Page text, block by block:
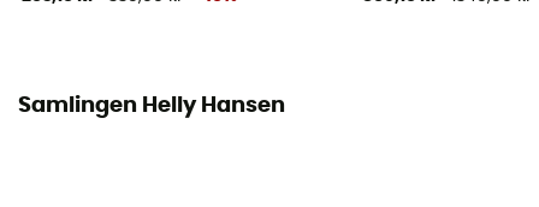
Samlingen Helly Hansen